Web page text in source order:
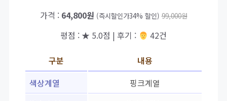
가격 : 64,800원 (즉시할인가34% 할인) 99,000원
평점 : ★ 5.0점 | 후기 : ‍‍ 42건
구분
내용
색상계열
핑크계열